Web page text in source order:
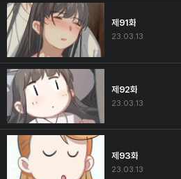
제91화
23.03.13
제92화
23.03.13
제93화
23.03.13